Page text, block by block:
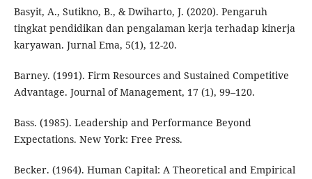
Basyit, A., Sutikno, B., & Dwiharto, J. (2020). Pengaruh
tingkat pendidikan dan pengalaman kerja terhadap kinerja
karyawan. Jurnal Ema, 5(1), 12-20.
Barney. (1991). Firm Resources and Sustained Competitive
Advantage. Journal of Management, 17 (1), 99–120.
Bass. (1985). Leadership and Performance Beyond
Expectations. New York: Free Press.
Becker. (1964). Human Capital: A Theoretical and Empirical